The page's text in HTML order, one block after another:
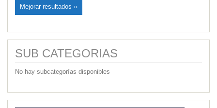
Mejorar resultados ››
SUB CATEGORIAS
No hay subcategorías disponibles